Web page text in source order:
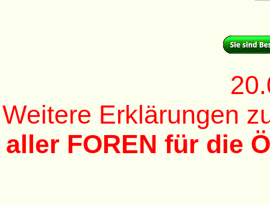
Weitere Erklärungen
aller FOREN für die